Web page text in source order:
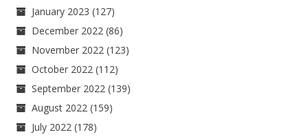
January 2023 (127)
December 2022 (86)
November 2022 (123)
October 2022 (112)
September 2022 (139)
August 2022 (159)
July 2022 (178)